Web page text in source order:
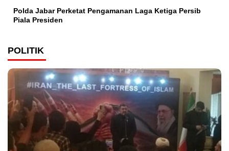
Polda Jabar Perketat Pengamanan Laga Ketiga Persib
Piala Presiden
POLITIK